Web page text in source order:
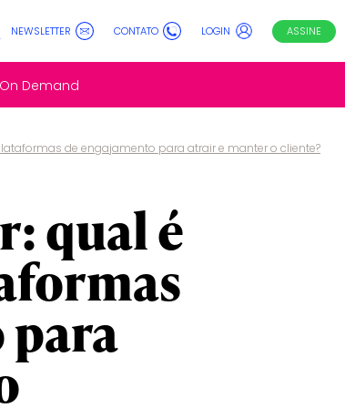
NEWSLETTER CONTATO LOGIN ASSINE
Demand
de engajamento para atrair e manter o cliente?
qual é
para